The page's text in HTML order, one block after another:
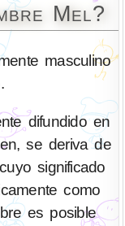
Mel?
masculino
difundido en
se deriva de
como
es posible